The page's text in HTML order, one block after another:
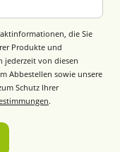
die Sie
Produkte und
jederzeit von diesen
Abbestellen sowie unsere
Schutz Ihrer
.